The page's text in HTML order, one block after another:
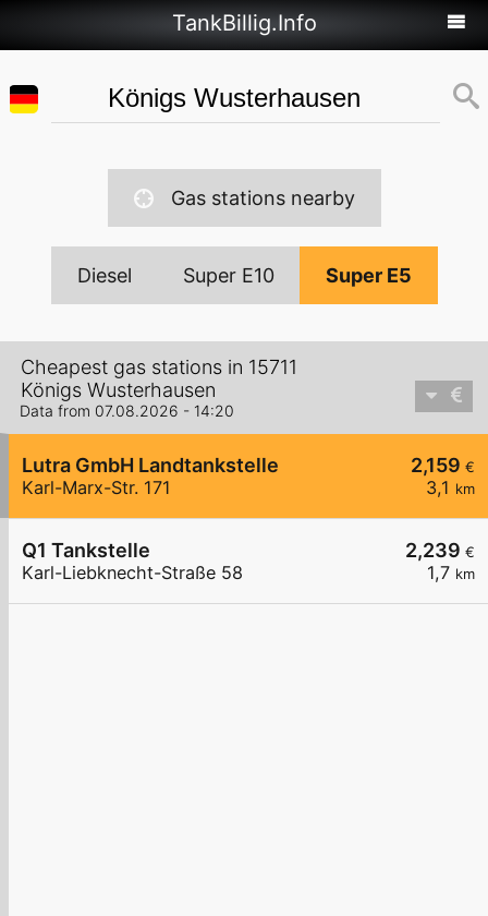
TankBillig.Info
Gas stations nearby
Diesel Super E10 Super E5
Cheapest gas stations in 15711
Königs Wusterhausen
Data from 07.08.2026 - 14:20
2,159 €
3,1 km
Lutra GmbH Landtankstelle
Karl-Marx-Str. 171
2,239 €
1,7 km
Q1 Tankstelle
Karl-Liebknecht-Straße 58